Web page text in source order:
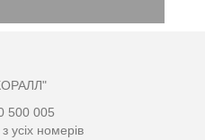
500 005
усіх номерів